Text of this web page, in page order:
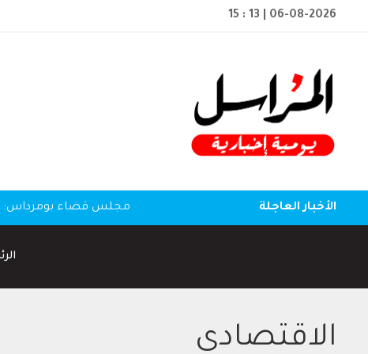
15 : 13 | 06-08-2026
الأخبار العاجلة مجلس قضاء بومرداس:
الاقتصادي